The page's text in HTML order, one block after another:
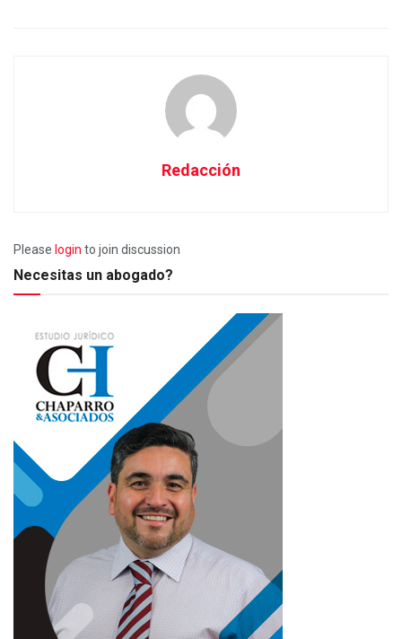
Redacción
Please login to join discussion
Necesitas un abogado?